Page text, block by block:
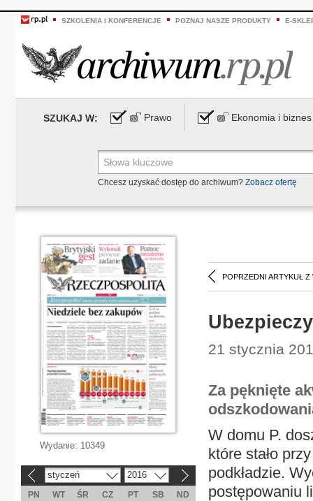
SZKOLENIA I KONFERENCJE POZNAJ NASZE PRODUKTY E-
SZUKAJ W: Prawo Ekonomia i biznes
Chcesz uzyskać dostęp do archiwum? Zobacz ofertę
POPRZEDNI ARTYKUŁ Z
21 stycznia
Za pęknięte
W domu P.
które stało
podkładzie.
postępowaniu
Wydanie: 10349
styczeń 2016
PN WT ŚR CZ PT SB
ND